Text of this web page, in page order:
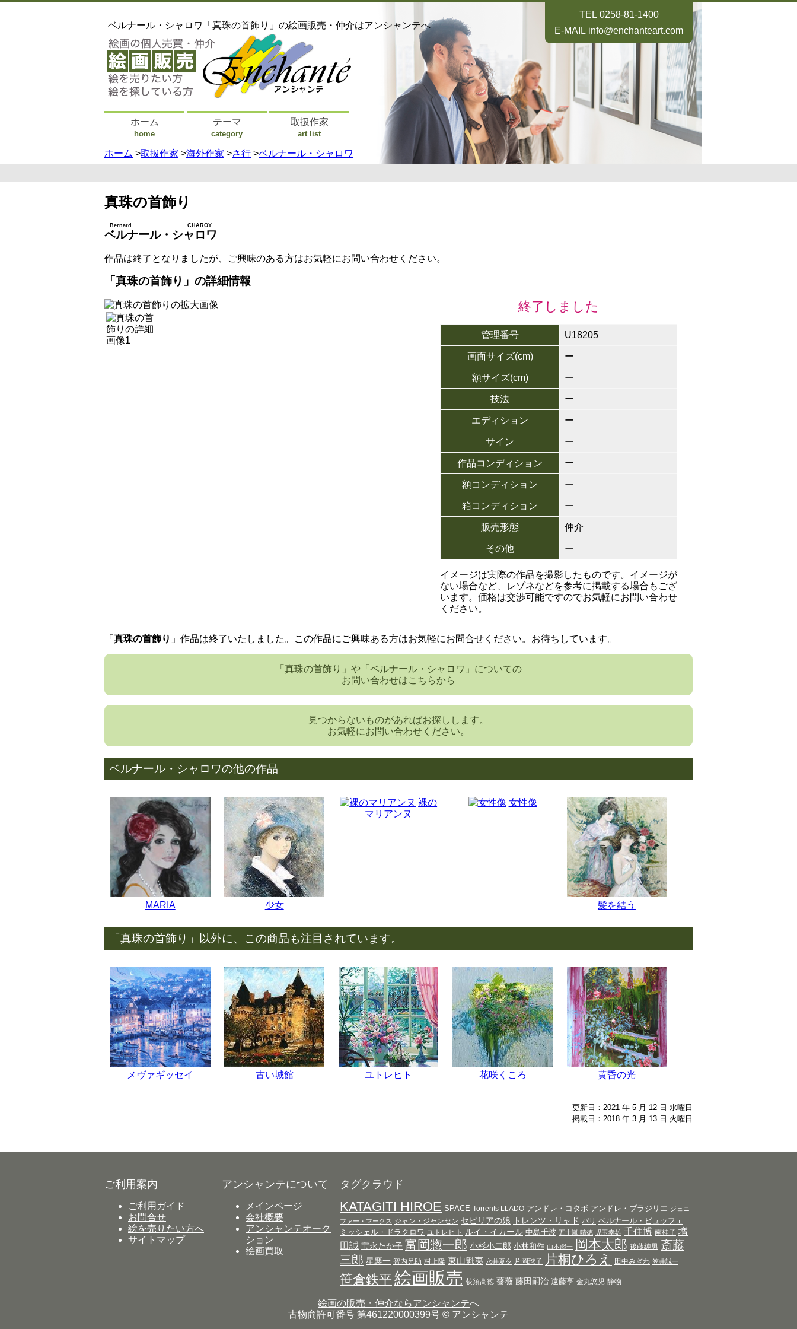
TEL 0258-81-1400
E-MAIL info@enchanteart.com
ベルナール・シャロワ「真珠の首飾り」の絵画販売・仲介はアンシャンテへ
ホーム
home
テーマ
category
取扱作家
art list
ホーム >取扱作家 >海外作家 >さ行 >ベルナール・シャロワ
真珠の首飾り
ベルナール・シャロワ
Bernard CHAROY
作品は終了となりましたが、ご興味のある方はお気軽にお問い合わせください。
「真珠の首飾り」の詳細情報
終了しました
管理番号 U18205
画面サイズ(cm) ー
額サイズ(cm) ー
技法 ー
エディション ー
サイン ー
作品コンディション ー
額コンディション ー
箱コンディション ー
販売形態 仲介
その他 ー
イメージは実際の作品を撮影したものです。イメージが
ない場合など、レゾネなどを参考に掲載する場合もござ
います。価格は交渉可能ですのでお気軽にお問い合わせ
ください。
「 真珠の首飾り 」作品は終了いたしました。この作品にご興味ある方はお気軽にお問合せください。お待ちしています。
「真珠の首飾り」や「ベルナール・シャロワ」についての
お問い合わせはこちらから
見つからないものがあればお探しします。
お気軽にお問い合わせください。
ベルナール・シャロワの他の作品
MARIA 少女
裸の
マリアンヌ
女性像
髪を結う
「真珠の首飾り」以外に、この商品も注目されています。
メヴァギッセイ 古い城館 ユトレヒト 花咲くころ 黄昏の光
更新日：2021 年 5 月 12 日 水曜日
掲載日：2018 年 3 月 13 日 火曜日
ご利用案内
ご利用ガイド
お問合せ
絵を売りたい方へ
サイトマップ
アンシャンテについて
メインページ
会社概要
アンシャンテオーク
ション
絵画買取
タグクラウド
KATAGITI HIROE SPACE Torrents LLADO アンドレ・コタボ アンドレ・ブラジリエ ジェニ
ファー・マークス ジャン・ジャンセン セビリアの娘 トレンツ・リャド パリ ベルナール・ビュッフェ
ミッシェル・ドラクロワ ユトレヒト ルイ・イカール 中島千波 五十嵐 晴徳 児玉幸雄 千住博 南桂子 増
田誠 宝永たか子 富岡惣一郎 小杉小二郎 小林和作 山本彪一 岡本太郎 後藤純男 斎藤
三郎 星襄一 智内兄助 村上隆 東山魁夷 永井夏夕 片岡球子 片桐ひろえ 田中みぎわ 笠井誠一
笹倉鉄平 絵画販売 荻須高徳 薔薇 藤田嗣治 遠藤亨 金丸悠児 静物
絵画の販売・仲介ならアンシャンテへ
古物商許可番号 第461220000399号 © アンシャンテ